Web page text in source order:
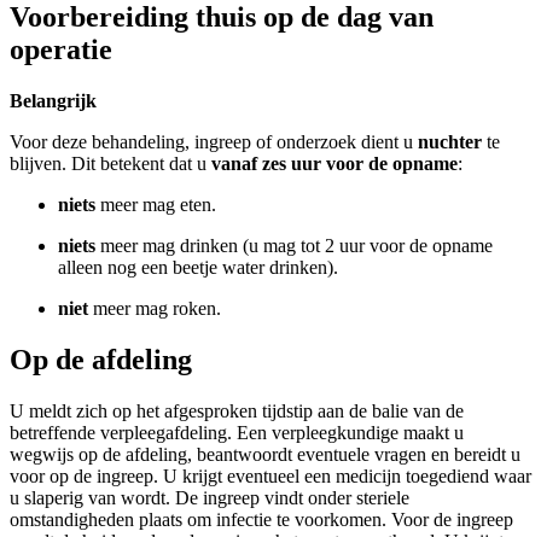
Voorbereiding thuis op de dag van
operatie
Belangrijk
Voor deze behandeling, ingreep of onderzoek dient u nuchter te
blijven. Dit betekent dat u vanaf zes uur voor de opname:
niets meer mag eten.
niets meer mag drinken (u mag tot 2 uur voor de opname
alleen nog een beetje water drinken).
niet meer mag roken.
Op de afdeling
U meldt zich op het afgesproken tijdstip aan de balie van de
betreffende verpleegafdeling. Een verpleegkundige maakt u
wegwijs op de afdeling, beantwoordt eventuele vragen en bereidt u
voor op de ingreep. U krijgt eventueel een medicijn toegediend waar
u slaperig van wordt. De ingreep vindt onder steriele
omstandigheden plaats om infectie te voorkomen. Voor de ingreep